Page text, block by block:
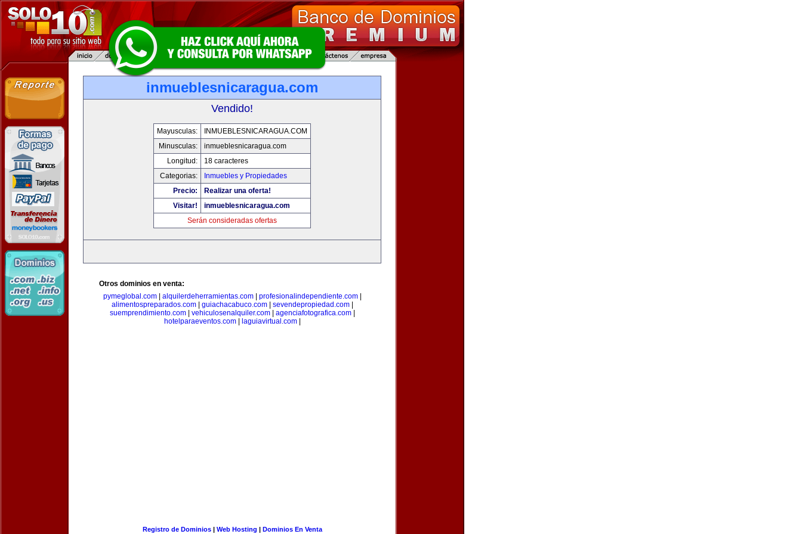
inmueblesnicaragua.com
Vendido!
Mayusculas:
INMUEBLESNICARAGUA.COM
Minusculas:
inmueblesnicaragua.com
Longitud:
18 caracteres
Categorias:
Inmuebles y Propiedades
Precio:
Realizar una oferta!
Visitar!
inmueblesnicaragua.com
Serán consideradas ofertas
Otros dominios en venta:
pymeglobal.com| alquilerdeherramientas.com| profesionalindependiente.com|
alimentospreparados.com| guiachacabuco.com| sevendepropiedad.com|
suemprendimiento.com| vehiculosenalquiler.com| agenciafotografica.com|
hotelparaeventos.com| laguiavirtual.com|
Registro de Dominios| Web Hosting | Dominios En Venta